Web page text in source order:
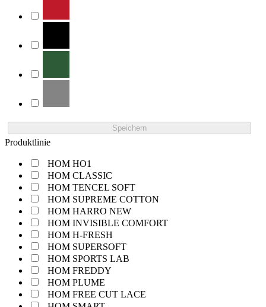
Speichern
Produktlinie
HOM HO1
HOM CLASSIC
HOM TENCEL SOFT
HOM SUPREME COTTON
HOM HARRO NEW
HOM INVISIBLE COMFORT
HOM H-FRESH
HOM SUPERSOFT
HOM SPORTS LAB
HOM FREDDY
HOM PLUME
HOM FREE CUT LACE